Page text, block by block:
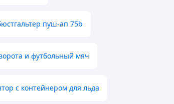
пуш-ап 75b
и футбольный мяч
с контейнером для льда